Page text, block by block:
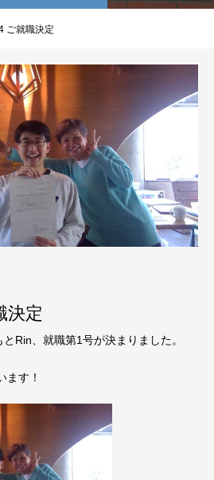
ご就職決定
決定
Rin、就職第1号が決まりました。
ます！